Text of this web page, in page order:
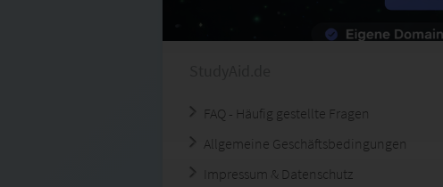
FAQ - Häufig gestellte Fragen
Allgemeine Geschäftsbedingungen
Impressum & Datenschutz